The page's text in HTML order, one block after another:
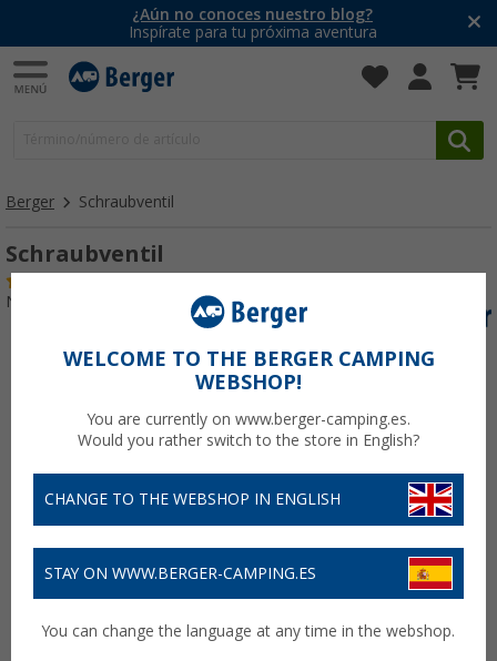
¿Aún no conoces nuestro blog?
Inspírate para tu próxima aventura
Berger Schraubventil
Schraubventil
Nº de artículo 833240
WELCOME TO THE BERGER CAMPING
WEBSHOP!
You are currently on www.berger-camping.es.
Would you rather switch to the store in English?
CHANGE TO THE WEBSHOP IN ENGLISH
STAY ON WWW.BERGER-CAMPING.ES
You can change the language at any time in the webshop.